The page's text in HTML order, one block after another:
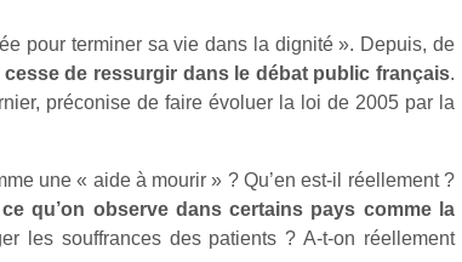
pour terminer sa vie dans la dignité ». Depuis, de
cesse de ressurgir dans le débat public français.
préconise de faire évoluer la loi de 2005 par la
une « aide à mourir » ? Qu’en est-il réellement ?
qu’on observe dans certains pays comme la
les souffrances des patients ? A-t-on réellement